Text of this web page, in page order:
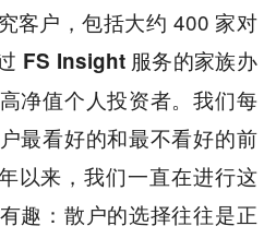
客户，包括大约 400 家对
FS Insight服务的家族办
净值个人投资者。我们每
最看好的和最不看好的前
以来，我们一直在进行这
趣： 散户的选择往往是正